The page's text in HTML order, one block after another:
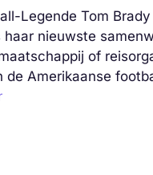
Legende Tom
nieuwste
of
Amerikaanse